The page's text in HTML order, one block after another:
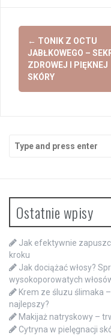
Post
navigation
← TONIK Z OCTU
JABŁKOWEGO –
ZDROWEJ I PIĘKNEJ
SKÓRY
for:
Ostatnie wpisy
Jak efektywnie
kroku
Jak dociążać włosy?
wysokoporowatych
Krem ze śluzu ślimaka
najlepszy?
Makijaż natryskowy –
Cytryna w pielęgnacji